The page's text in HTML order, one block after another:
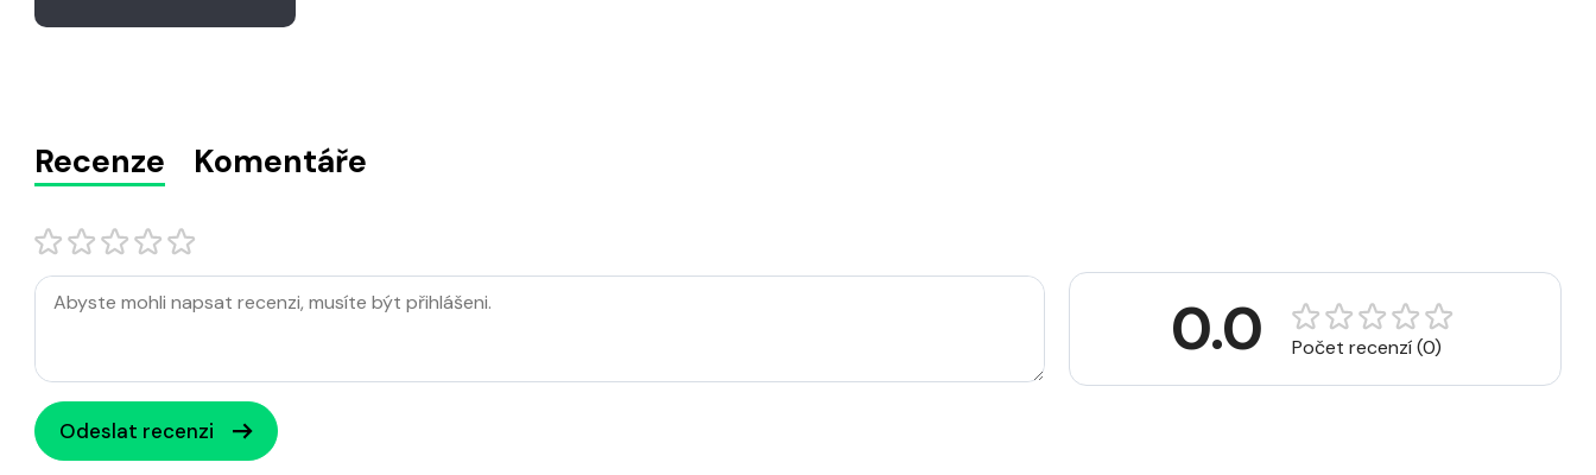
Recenze Komentáře
Odeslat recenzi
0.0 Počet recenzí (0)